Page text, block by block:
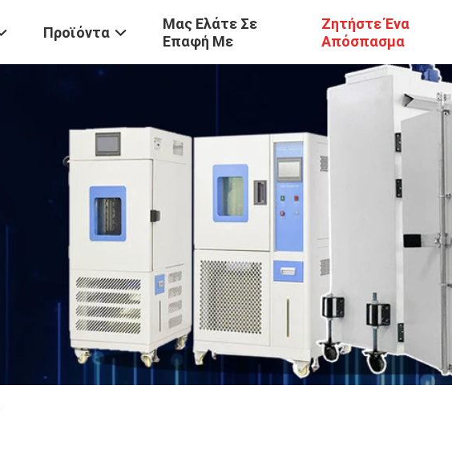
Προϊόντα
Μας Ελάτε Σε
Επαφή Με
Ζητήστε Ένα
Απόσπασμα